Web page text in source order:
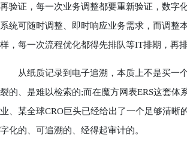
再验证，每一次业务调整都要重新验证，数
系统可随时调整、即时响应业务需求，而调整
样，每一次流程优化都得先排队等IT排期，再
从纸质记录到电子追溯，本质上不是买一个
裂的、是难以检索的;而在魔方网表ERS这套
业、某全球CRO巨头已经给出了一个足够清
字化的、可追溯的、经得起审计的。